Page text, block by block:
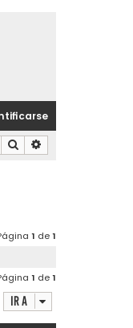
Buscar
1 de1
1 de1
Ir a